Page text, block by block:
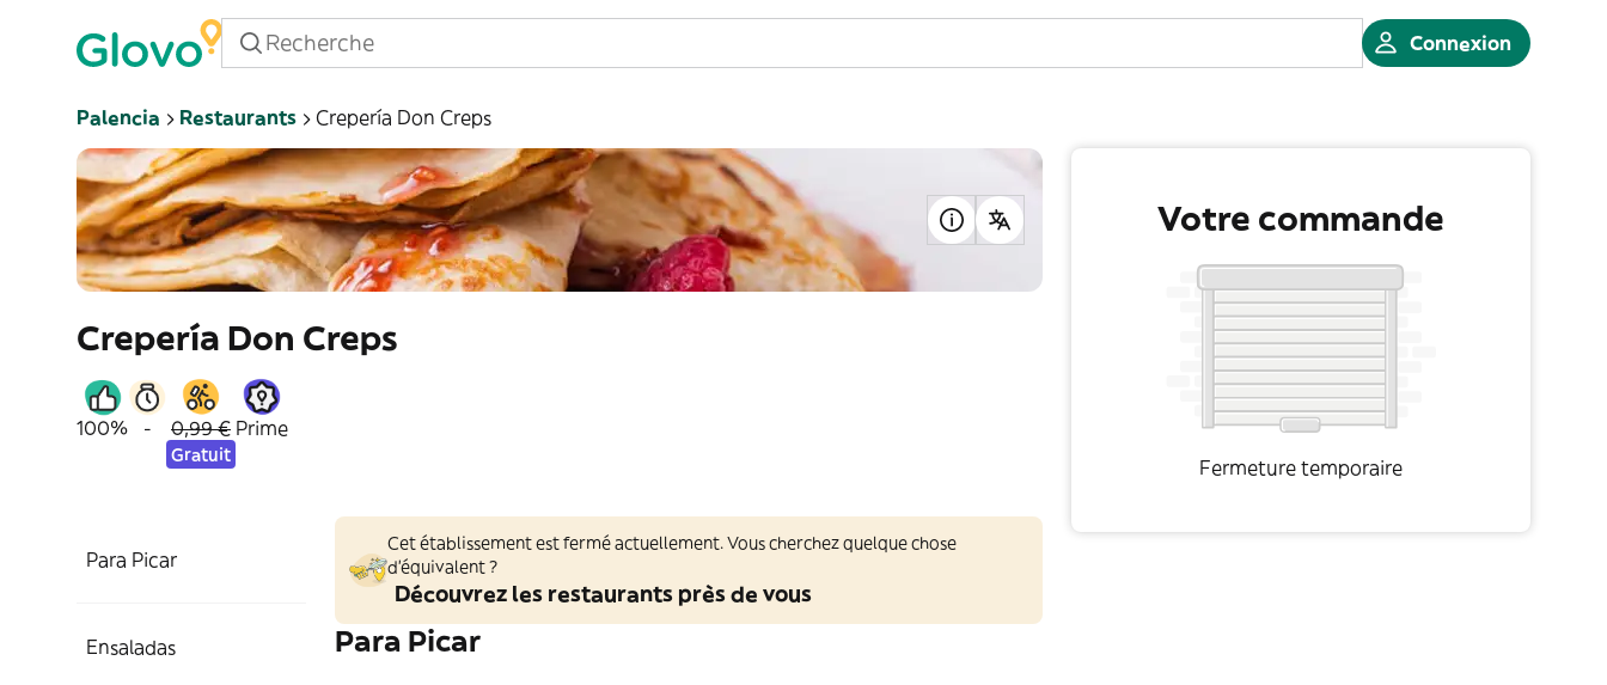
Connexion
Palencia Restaurants Crepería Don Creps
Crepería Don Creps
100% - 0,99 €
Gratuit
Prime
Para Picar
Ensaladas
Cet établissement est fermé actuellement. Vous cherchez quelque chose
d'équivalent ?
Découvrez les restaurants près de vous
Para Picar
Votre commande
Fermeture temporaire